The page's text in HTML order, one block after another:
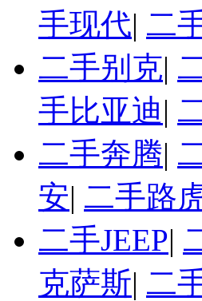
手现代| 二
二手别克|
手比亚迪|
二手奔腾|
安| 二手路
二手JEEP|
克萨斯| 二